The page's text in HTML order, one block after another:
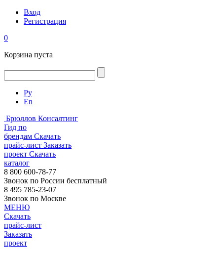
Вход
Регистрация
0
Корзина пуста
Ру
En
Брюллов Консалтинг
Гид по
брендам Скачать
прайс-лист Заказать
проект Скачать
каталог
8 800 600-78-77
Звонок по России бесплатный
8 495 785-23-07
Звонок по Москве
МЕНЮ
Скачать
прайс-лист
Заказать
проект